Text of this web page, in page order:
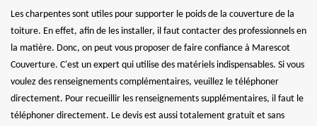
Les charpentes sont utiles pour supporter le poids de la couverture de la
toiture. En effet, afin de les installer, il faut contacter des professionnels en
la matière. Donc, on peut vous proposer de faire confiance à Marescot
Couverture. C'est un expert qui utilise des matériels indispensables. Si vous
voulez des renseignements complémentaires, veuillez le téléphoner
directement. Pour recueillir les renseignements supplémentaires, il faut le
téléphoner directement. Le devis est aussi totalement gratuit et sans